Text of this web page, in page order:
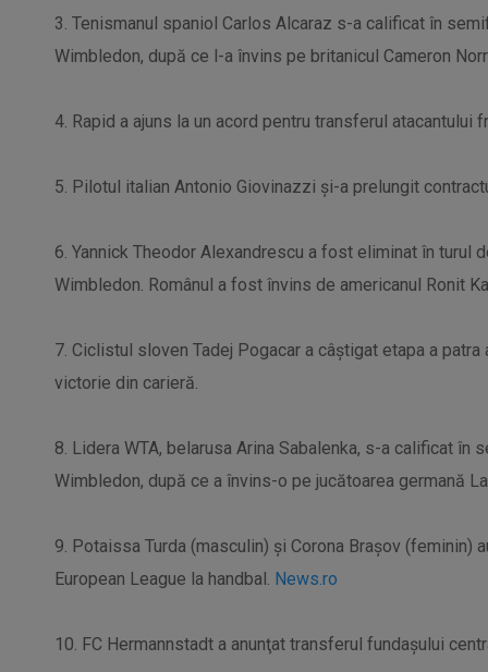
3. Tenismanul spaniol Carlos Alcaraz s-a calificat în
Wimbledon, după ce l-a învins pe britanicul Cameron
4. Rapid a ajuns la un acord pentru transferul atacantului
5. Pilotul italian Antonio Giovinazzi şi-a prelungit
6. Yannick Theodor Alexandrescu a fost eliminat în turul
Wimbledon. Românul a fost învins de americanul Ronit
7. Ciclistul sloven Tadej Pogacar a câştigat etapa a
victorie din carieră.
8. Lidera WTA, belarusa Arina Sabalenka, s-a calificat în
Wimbledon, după ce a învins-o pe jucătoarea germană
9. Potaissa Turda (masculin) şi Corona Braşov
European League la handbal. News.ro
10. FC Hermannstadt a anunţat transferul fundașului